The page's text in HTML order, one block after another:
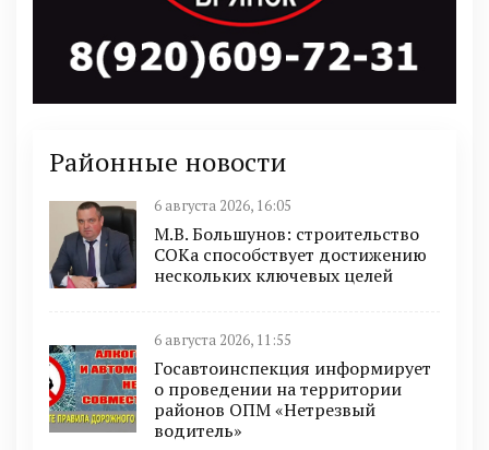
Районные новости
6 августа 2026, 16:05
М.В. Большунов: строительство
СОКа способствует достижению
нескольких ключевых целей
6 августа 2026, 11:55
Госавтоинспекция информирует
о проведении на территории
районов ОПМ «Нетрезвый
водитель»